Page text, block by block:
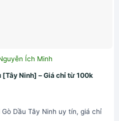
Ích Minh
[Tây Ninh] – Giá chỉ từ 100k
Dầu Tây Ninh uy tín, giá chỉ